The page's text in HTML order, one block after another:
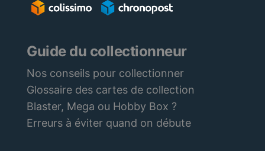
Guide du collectionneur
Nos conseils pour collectionner
Glossaire des cartes de collection
Blaster, Mega ou Hobby Box ?
Erreurs à éviter quand on débute